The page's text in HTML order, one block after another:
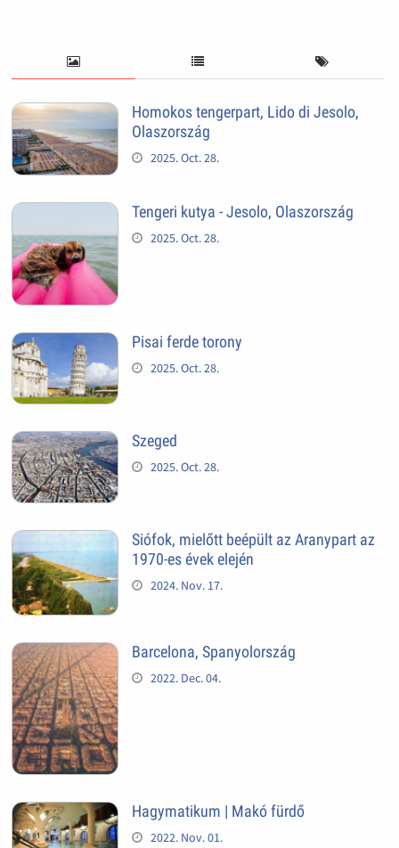
Homokos tengerpart, Lido di Jesolo,
Olaszország
2025. Oct. 28.
Tengeri kutya - Jesolo, Olaszország
2025. Oct. 28.
Pisai ferde torony
2025. Oct. 28.
Szeged
2025. Oct. 28.
Siófok, mielőtt beépült az Aranypart az
1970-es évek elején
2024. Nov. 17.
Barcelona, Spanyolország
2022. Dec. 04.
Hagymatikum | Makó fürdő
2022. Nov. 01.